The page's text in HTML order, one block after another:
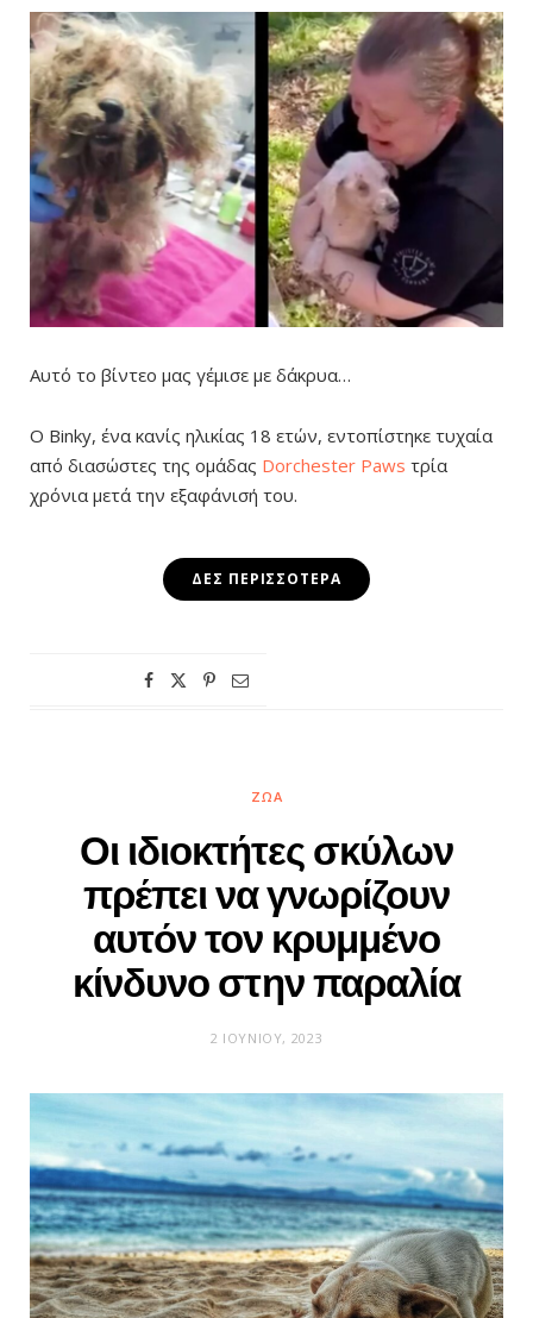
Αυτό το βίντεο μας γέμισε με δάκρυα…
Ο Binky, ένα κανίς ηλικίας 18 ετών, εντοπίστηκε τυχαία
από διασώστες της ομάδας Dorchester Paws τρία
χρόνια μετά την εξαφάνισή του.
ΔΕΣ ΠΕΡΙΣΣΌΤΕΡΑ
ΖΏΑ
Οι ιδιοκτήτες σκύλων
πρέπει να γνωρίζουν
αυτόν τον κρυμμένο
κίνδυνο στην παραλία
2 ΙΟΥΝΊΟΥ, 2023